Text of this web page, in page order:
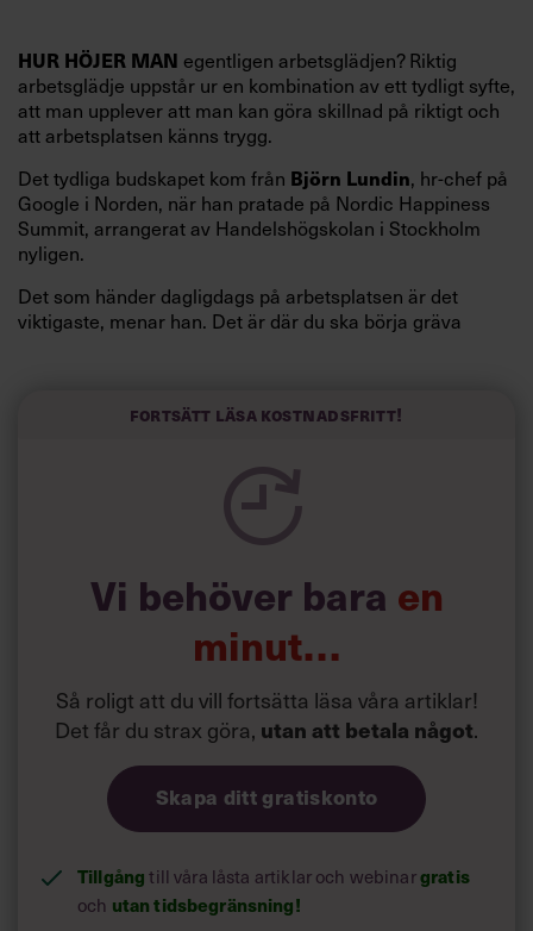
HUR HÖJER MAN egentligen arbetsglädjen? Riktig
arbetsglädje uppstår ur en kombination av ett tydligt syfte,
att man upplever att man kan göra skillnad på riktigt och
att arbetsplatsen känns trygg.
Det tydliga budskapet kom från Björn Lundin, hr-chef på
Google i Norden, när han pratade på Nordic Happiness
Summit, arrangerat av Handelshögskolan i Stockholm
nyligen.
Det som händer dagligdags på arbetsplatsen är det
viktigaste, menar han. Det är där du ska börja gräva
och höjt arbetsglädjen på Google:
Fortsätt läsa kostnadsfritt!
Vi behöver bara en
minut…
Så roligt att du vill fortsätta läsa våra artiklar!
Det får du strax göra, utan att betala något.
Skapa ditt gratiskonto
Tillgångtill våra låsta artiklar och webinargratis
och utan tidsbegränsning!